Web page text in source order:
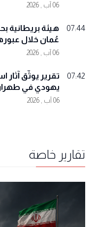
06 آب , 2026
07:44
هيئة بريطانية
عُمان خلال
06 آب , 2026
07:42
تقرير يوثّق
يهودي في
06 آب , 2026
تقارير خاصة